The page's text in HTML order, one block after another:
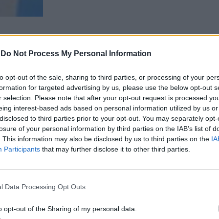
Do Not Process My Personal Information
opt-out of the sale, sharing to third parties, or processing of your
for targeted advertising by us, please use the below opt-out
selection. Please note that after your opt-out request is processed
interest-based ads based on personal information utilized by us
to third parties prior to your opt-out. You may separately
of your personal information by third parties on the IAB’s list of
This information may also be disclosed by us to third parties on the
Participants that may further disclose it to other third parties.
Data Processing Opt Outs
opt-out of the Sharing of my personal data.
della spesa delle famiglie pari a +0,8%,
dell’anno scorso. Il calo dell’inflazione
- è più lento del previsto,
tendenziale dei prezzi sembra
rimanendo fisso sopra la
(+5,4% ad agosto). Basti pensare che,
dell’Unione nazionale dei
numerosi beni di prima necessità sono
+20% rispetto al 2022: lo zucchero ha
sono aumentate del 25,9% (per
intacca il potere d’acquisto dei